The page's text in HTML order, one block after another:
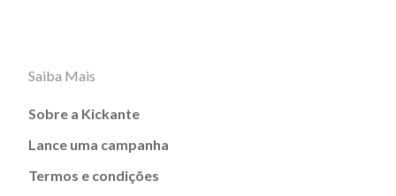
Saiba Mais
Sobre a Kickante
Lance uma campanha
Termos e condições